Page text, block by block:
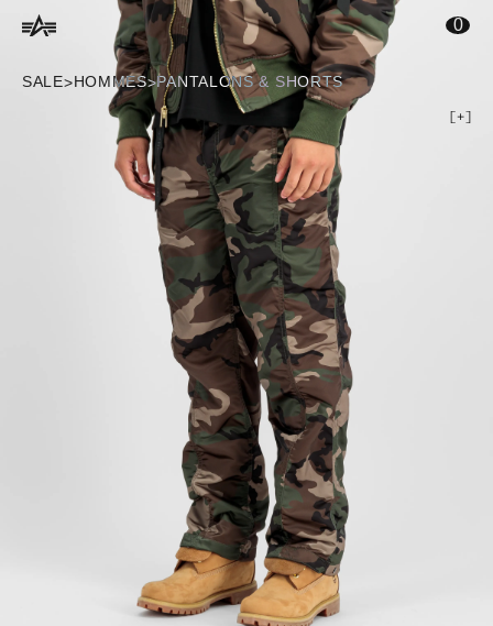
principal 0
SALE>HOMMES>PANTALONS & SHORTS